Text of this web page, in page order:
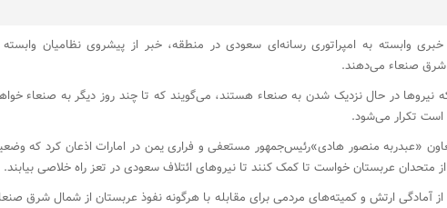
وابسته به امپراتوری رسانه‌ای سعودی در منطقه، خبر از پیشروی نظامیان وابسته
صنعاء می‌دهند.
که نیروها در حال نزدیک شدن به صنعاء هستند، می‌گویند که تا چند روز دیگر به صنعاء
است تکرار می‌شود.
«عبدربه منصور هادی»‌رئیس‌جمهور مستعفی و فراری یمن در امارات اذعان کرد که
عربستان خواست تا کمک کنند تا نیروهای ائتلاف سعودی در تعز راه خلاصی بیابند.
آمادگی ارتش و کمیته‌های مردمی برای مقابله با هرگونه نفوذ عربستان از شمال شرق